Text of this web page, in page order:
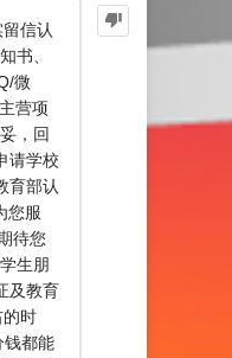
信认
书、
微
营项
，回
请学校
育部认
您服
待您
生朋
及教育
的时
钱都能